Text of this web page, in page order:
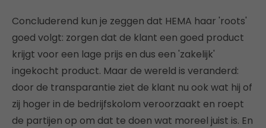
Concluderend kun je zeggen dat HEMA haar 'roots'
goed volgt: zorgen dat de klant een goed product
krijgt voor een lage prijs en dus een 'zakelijk'
ingekocht product. Maar de wereld is veranderd:
door de transparantie ziet de klant nu ook wat hij of
zij hoger in de bedrijfskolom veroorzaakt en roept
de partijen op om dat te doen wat moreel juist is. En